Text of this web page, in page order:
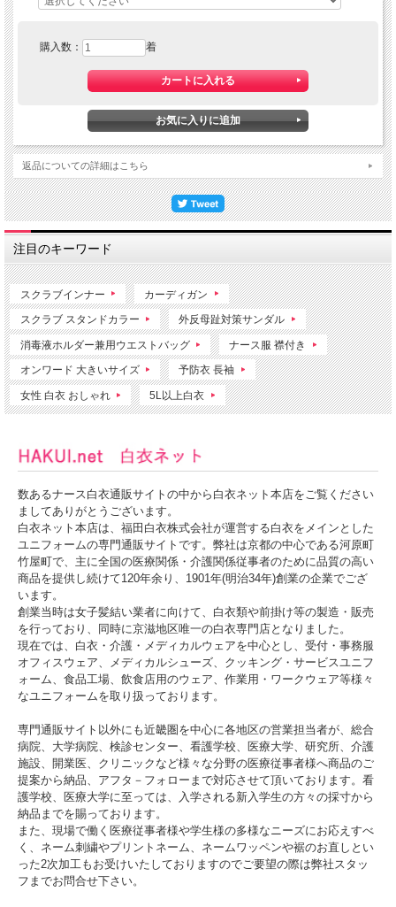
空調服に必要なバッテリーセット、ワンタッチパワーファン（ブラック×ブルー2
個）、ケーブルがセットになったスターターキットです。
最大風量60L/秒
パワーを求める方向けのセットです。
購入数： 着
返品についての詳細はこちら
注目のキーワード
スクラブインナー カーディガン
スクラブ スタンドカラー 外反母趾対策サンダル
消毒液ホルダー兼用ウエストバッグ ナース服 襟付き
オンワード 大きいサイズ 予防衣 長袖
女性 白衣 おしゃれ 5L以上白衣
数あるナース白衣通販サイトの中から白衣ネット本店をご覧ください
ましてありがとうございます。
白衣ネット本店は、福田白衣株式会社が運営する白衣をメインとした
ユニフォームの専門通販サイトです。弊社は京都の中心である河原町
竹屋町で、主に全国の医療関係・介護関係従事者のために品質の高い
商品を提供し続けて120年余り、1901年(明治34年)創業の企業でござ
います。
創業当時は女子髪結い業者に向けて、白衣類や前掛け等の製造・販売
を行っており、同時に京滋地区唯一の白衣専門店となりました。
現在では、白衣・介護・メディカルウェアを中心とし、受付・事務服
オフィスウェア、メディカルシューズ、クッキング・サービスユニフ
ォーム、食品工場、飲食店用のウェア、作業用・ワークウェア等様々
なユニフォームを取り扱っております。
専門通販サイト以外にも近畿圏を中心に各地区の営業担当者が、総合
病院、大学病院、検診センター、看護学校、医療大学、研究所、介護
施設、開業医、クリニックなど様々な分野の医療従事者様へ商品のご
提案から納品、アフタ－フォローまで対応させて頂いております。看
護学校、医療大学に至っては、入学される新入学生の方々の採寸から
納品までを賜っております。
また、現場で働く医療従事者様や学生様の多様なニーズにお応えすべ
く、ネーム刺繍やプリントネーム、ネームワッペンや裾のお直しとい
った2次加工もお受けいたしておりますのでご要望の際は弊社スタッ
フまでお問合せ下さい。